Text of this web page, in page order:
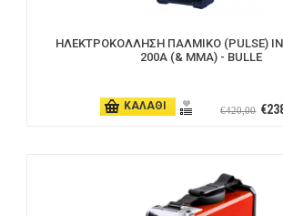
ΗΛΕΚΤΡΟΚΟΛΛΗΣΗ ΠΑΛΜΙΚΟ (PULSE)
200A (& MMA) - BULLE
ΚΑΛΑΘΙ €420,00